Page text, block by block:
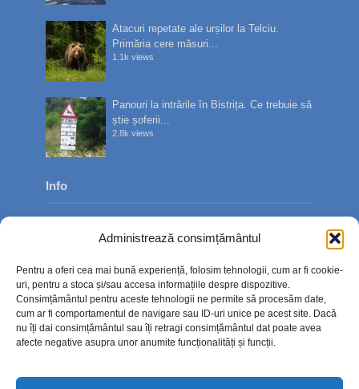
Administrează consimțământul
Pentru a oferi cea mai bună experiență, folosim tehnologii, cum ar fi cookie-
uri, pentru a stoca și/sau accesa informațiile despre dispozitive.
Consimțământul pentru aceste tehnologii ne permite să procesăm date,
cum ar fi comportamentul de navigare sau ID-uri unice pe acest site. Dacă
nu îți dai consimțământul sau îți retragi consimțământul dat poate avea
afecte negative asupra unor anumite funcționalități și funcții.
Atacuri repetate ale urșilor la Telciu.
Primăria cere măsuri...
1.1k views
Panouri la intrările în Bistrița. Ce trebuie să
știe șoferii...
2.8k views
Info
Contact
Politica de confidențialitate
Politică cookie-uri (UE)